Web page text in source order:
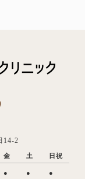
14-2
金 土 日祝
● ● ●